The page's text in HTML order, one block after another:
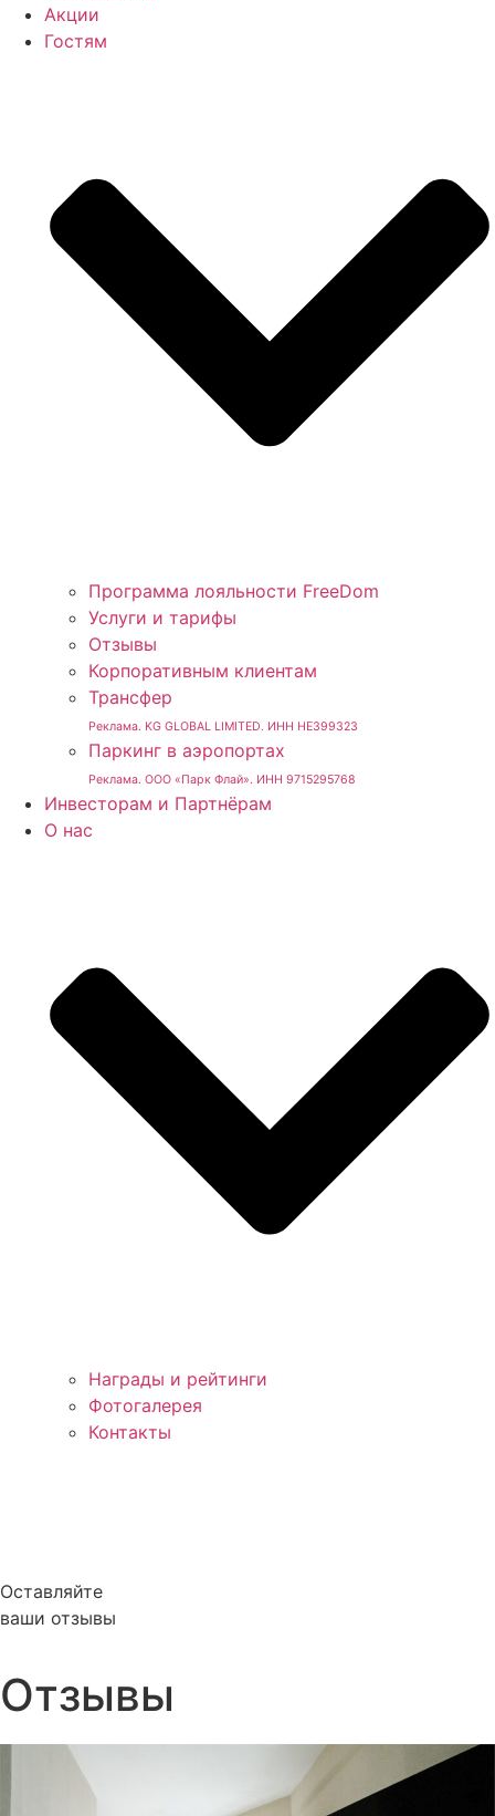
Акции
Гостям
Программа лояльности FreeDom
Услуги и тарифы
Отзывы
Корпоративным клиентам
Трансфер
Реклама. KG GLOBAL LIMITED. ИНН HE399323
Паркинг в аэропортах
Реклама. ООО «Парк Флай». ИНН 9715295768
Инвесторам и Партнёрам
О нас
Награды и рейтинги
Фотогалерея
Контакты
Оставляйте
ваши отзывы
Отзывы